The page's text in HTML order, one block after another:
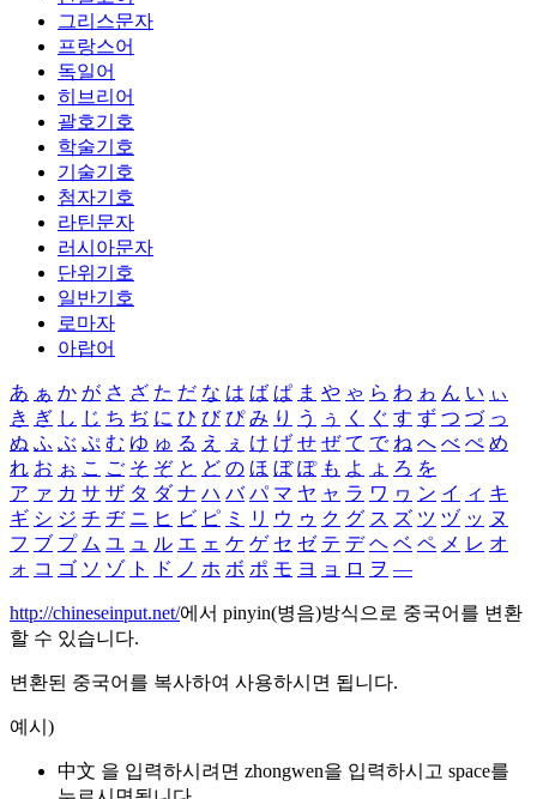
그리스문자
프랑스어
독일어
히브리어
괄호기호
학술기호
기술기호
첨자기호
라틴문자
러시아문자
단위기호
일반기호
로마자
아랍어
あ ぁ か が さ ざ た だ な は ば ぱ ま や ゃ ら わ ゎ ん い ぃ
き ぎ し じ ち ぢ に ひ び ぴ み り う ぅ く ぐ す ず つ づ っ
ぬ ふ ぶ ぷ む ゆ ゅ る え ぇ け げ せ ぜ て で ね へ べ ぺ め
れ お ぉ こ ご そ ぞ と ど の ほ ぼ ぽ も よ ょ ろ を
ア ァ カ サ ザ タ ダ ナ ハ バ パ マ ヤ ャ ラ ワ ヮ ン イ ィ キ
ギ シ ジ チ ヂ ニ ヒ ビ ピ ミ リ ウ ゥ ク グ ス ズ ツ ヅ ッ ヌ
フ ブ プ ム ユ ュ ル エ ェ ケ ゲ セ ゼ テ デ ヘ ベ ペ メ レ オ
ォ コ ゴ ソ ゾ ト ド ノ ホ ボ ポ モ ヨ ョ ロ ヲ ―
http://chineseinput.net/에서 pinyin(병음)방식으로 중국어를 변환
할 수 있습니다.
변환된 중국어를 복사하여 사용하시면 됩니다.
예시)
中文 을 입력하시려면 zhongwen을 입력하시고 space를